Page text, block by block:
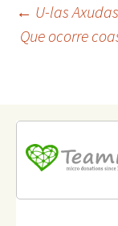
← U-las
Que ocorre